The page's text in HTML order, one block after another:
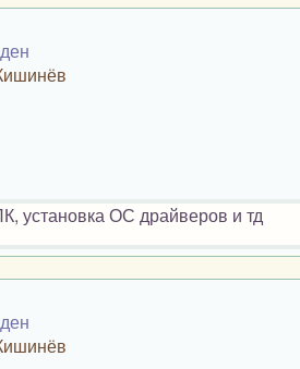
установка ОС драйверов и тд